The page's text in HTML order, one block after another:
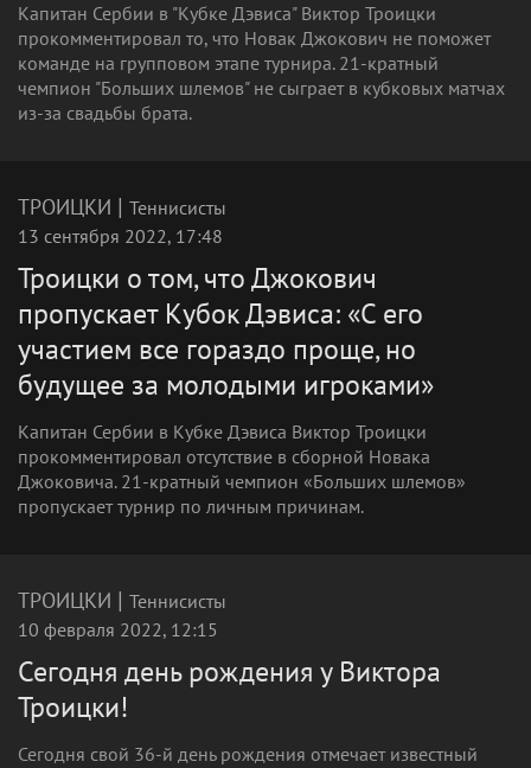
Капитан Сербии в "Кубке Дэвиса" Виктор Троицки
прокомментировал то, что Новак Джокович не поможет
команде на групповом этапе турнира. 21-кратный
чемпион "Больших шлемов" не сыграет в кубковых матчах
из-за свадьбы брата.
ТРОИЦКИ | Теннисисты
13 сентября 2022, 17:48
Троицки о том, что Джокович
пропускает Кубок Дэвиса: «С его
участием все гораздо проще, но
будущее за молодыми игроками»
Капитан Сербии в Кубке Дэвиса Виктор Троицки
прокомментировал отсутствие в сборной Новака
Джоковича. 21-кратный чемпион «Больших шлемов»
пропускает турнир по личным причинам.
ТРОИЦКИ | Теннисисты
10 февраля 2022, 12:15
Сегодня день рождения у Виктора
Троицки!
Сегодня свой 36-й день рождения отмечает известный